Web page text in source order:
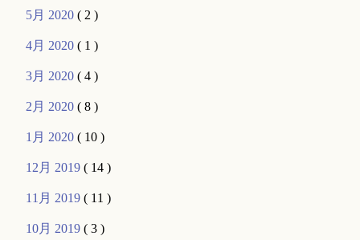
5月 2020( 2 )
4月 2020( 1 )
3月 2020( 4 )
2月 2020( 8 )
1月 2020( 10 )
12月 2019( 14 )
11月 2019( 11 )
10月 2019( 3 )